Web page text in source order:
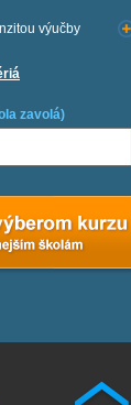
výučby
zavolá)